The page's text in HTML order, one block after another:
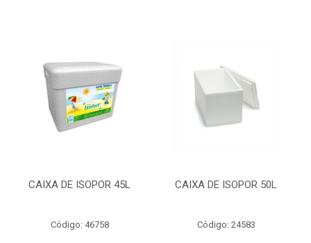
CAIXA DE ISOPOR 45L
Código: 46758
CAIXA DE ISOPOR 50L
Código: 24583